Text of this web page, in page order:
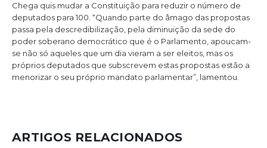
Chega quis mudar a Constituição para reduzir o número de
deputados para 100. “Quando parte do âmago das propostas
passa pela descredibilização, pela diminuição da sede do
poder soberano democrático que é o Parlamento, apoucam-
se não só aqueles que um dia vieram a ser eleitos, mas os
próprios deputados que subscrevem estas propostas estão a
menorizar o seu próprio mandato parlamentar”, lamentou.
ARTIGOS RELACIONADOS